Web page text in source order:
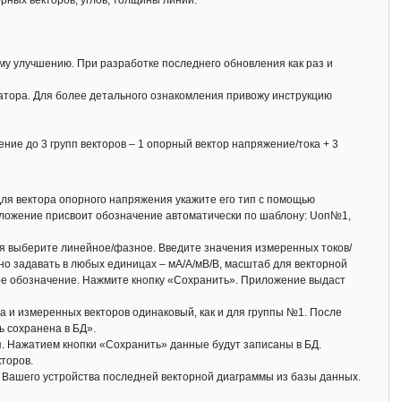
При разработке последнего обновления как раз и
Для более детального ознакомления привожу инструкцию
до 3 групп векторов – 1 опорный вектор напряжение/тока + 3
вектора опорного напряжения укажите его тип с помощью
присвоит обозначение автоматически по шаблону: Uоп№1,
линейное/фазное. Введите значения измеренных токов/
задавать в любых единицах – мА/А/мВ/В, масштаб для векторной
обозначение. Нажмите кнопку «Сохранить». Приложение выдаст
и измеренных векторов одинаковый, как и для группы №1. После
сохранена в БД».
Нажатием кнопки «Сохранить» данные будут записаны в БД.
устройства последней векторной диаграммы из базы данных.